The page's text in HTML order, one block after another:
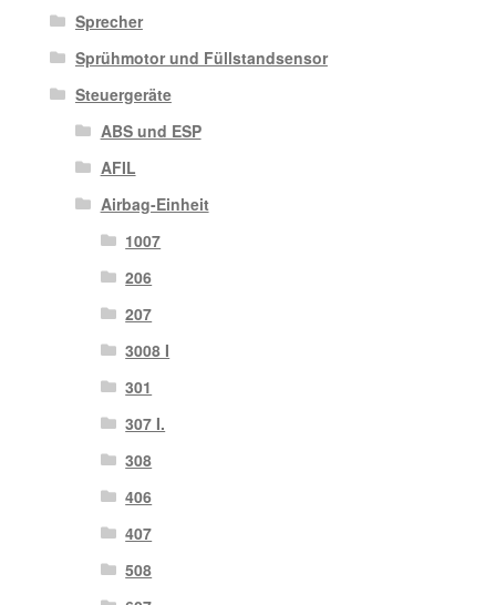
Sprecher
Sprühmotor und Füllstandsensor
Steuergeräte
ABS und ESP
AFIL
Airbag-Einheit
1007
206
207
3008 I
301
307 I.
308
406
407
508